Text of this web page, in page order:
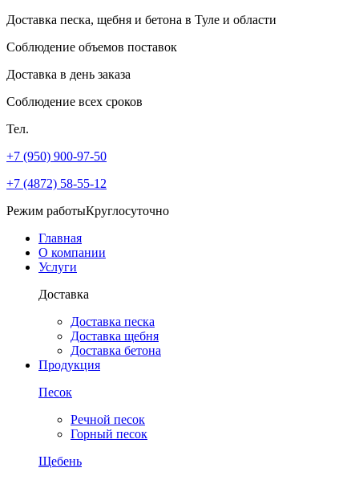
Доставка песка, щебня и бетона в Туле и области
Соблюдение объемов поставок
Доставка в день заказа
Соблюдение всех сроков
Тел.
+7 (950) 900-97-50
+7 (4872) 58-55-12
Режим работыКруглосуточно
Главная
О компании
Услуги
Доставка
Доставка песка
Доставка щебня
Доставка бетона
Продукция
Песок
Речной песок
Горный песок
Щебень